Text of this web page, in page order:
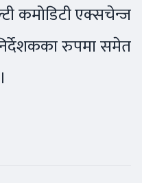
कमोडिटी एक्सचेन्ज
रुपमा समेत